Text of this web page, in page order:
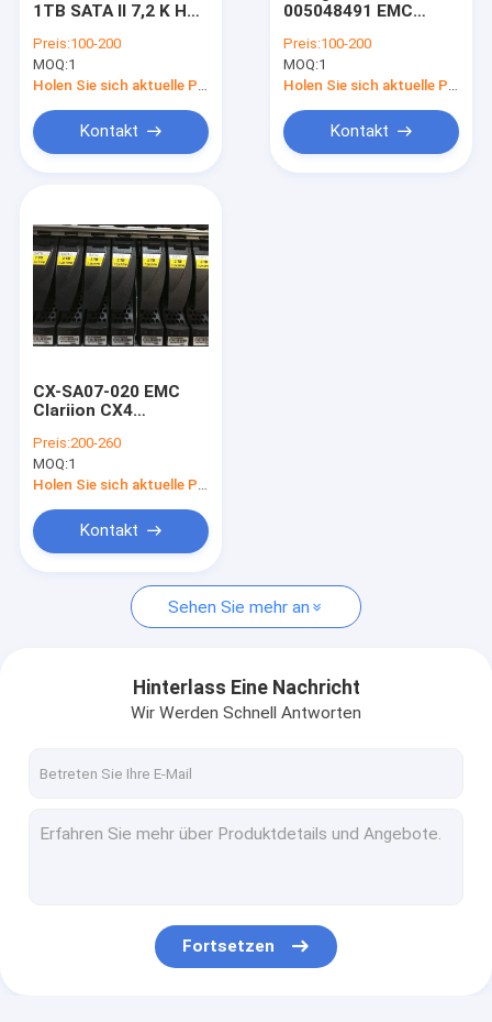
DELL EMC Vmax
EMC Symmetrix DMX
DELL EMC VPLEX
DELL EMC AVAMAR
NETAPP FAS
Huawei-Serverspeicher
Dell Speicher
1TB SATA II 7,2 K HDD
5048829 005048829
Preis:100-200
MOQ:1
Holen Sie sich aktuelle Preis
Kontakt
005048491 EMC
LFF 10k Fc Hdd 2gb
Preis:100-200
MOQ:1
Holen Sie sich aktuelle Preis
Kontakt
CX-SA07-020 EMC
Clariion CX4
HDD 2TB 7.2K SATA II
4GB CELERRA
Preis:200-260
MOQ:1
Holen Sie sich aktuelle Preis
Kontakt
Sehen Sie mehr an
Hinterlass Eine Nachricht
Wir Werden Schnell Antworten
Fortsetzen